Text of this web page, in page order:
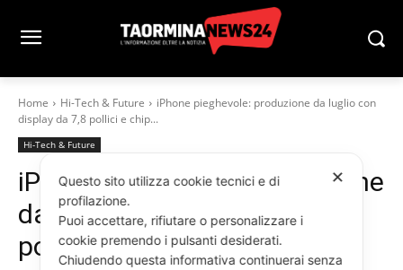
Home Hi-Tech & Future
iPhone pieghevole: produzione da luglio con
display da 7,8 pollici e chip...
Hi-Tech & Future
iPhone pieghevole: produzione
da luglio con display da 7,8
pollici e chip A20
✕
Questo sito utilizza cookie tecnici e di
profilazione.
Puoi accettare, rifiutare o personalizzare i
cookie premendo i pulsanti desiderati.
Chiudendo questa informativa continuerai senza